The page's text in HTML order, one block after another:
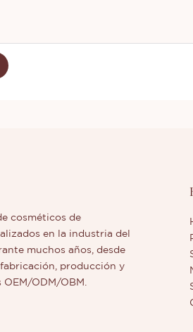
cosméticos de
en la industria del
muchos años, desde
producción y
ODM/OBM.